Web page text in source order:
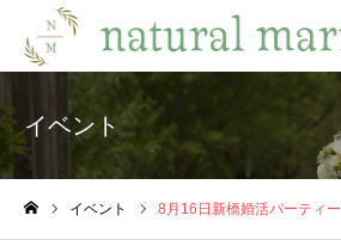
イベント
イベント 8月16日新橋婚活パーティ